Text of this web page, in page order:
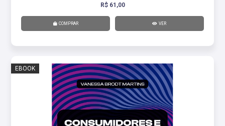
R$ 61,00
COMPRAR VER
EBOOK